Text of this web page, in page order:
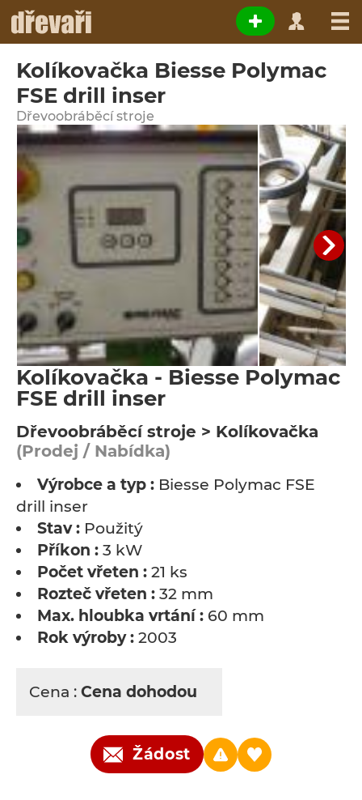
Kolíkovačka Biesse Polymac
FSE drill inser
Dřevoobráběcí stroje
Kolíkovačka - Biesse Polymac
FSE drill inser
Dřevoobráběcí stroje > Kolíkovačka
(Prodej / Nabídka)
Výrobce a typ : Biesse Polymac FSE
drill inser
Stav : Použitý
Příkon : 3 kW
Počet vřeten : 21 ks
Rozteč vřeten : 32 mm
Max. hloubka vrtání : 60 mm
Rok výroby : 2003
Cena : Cena dohodou
Žádost